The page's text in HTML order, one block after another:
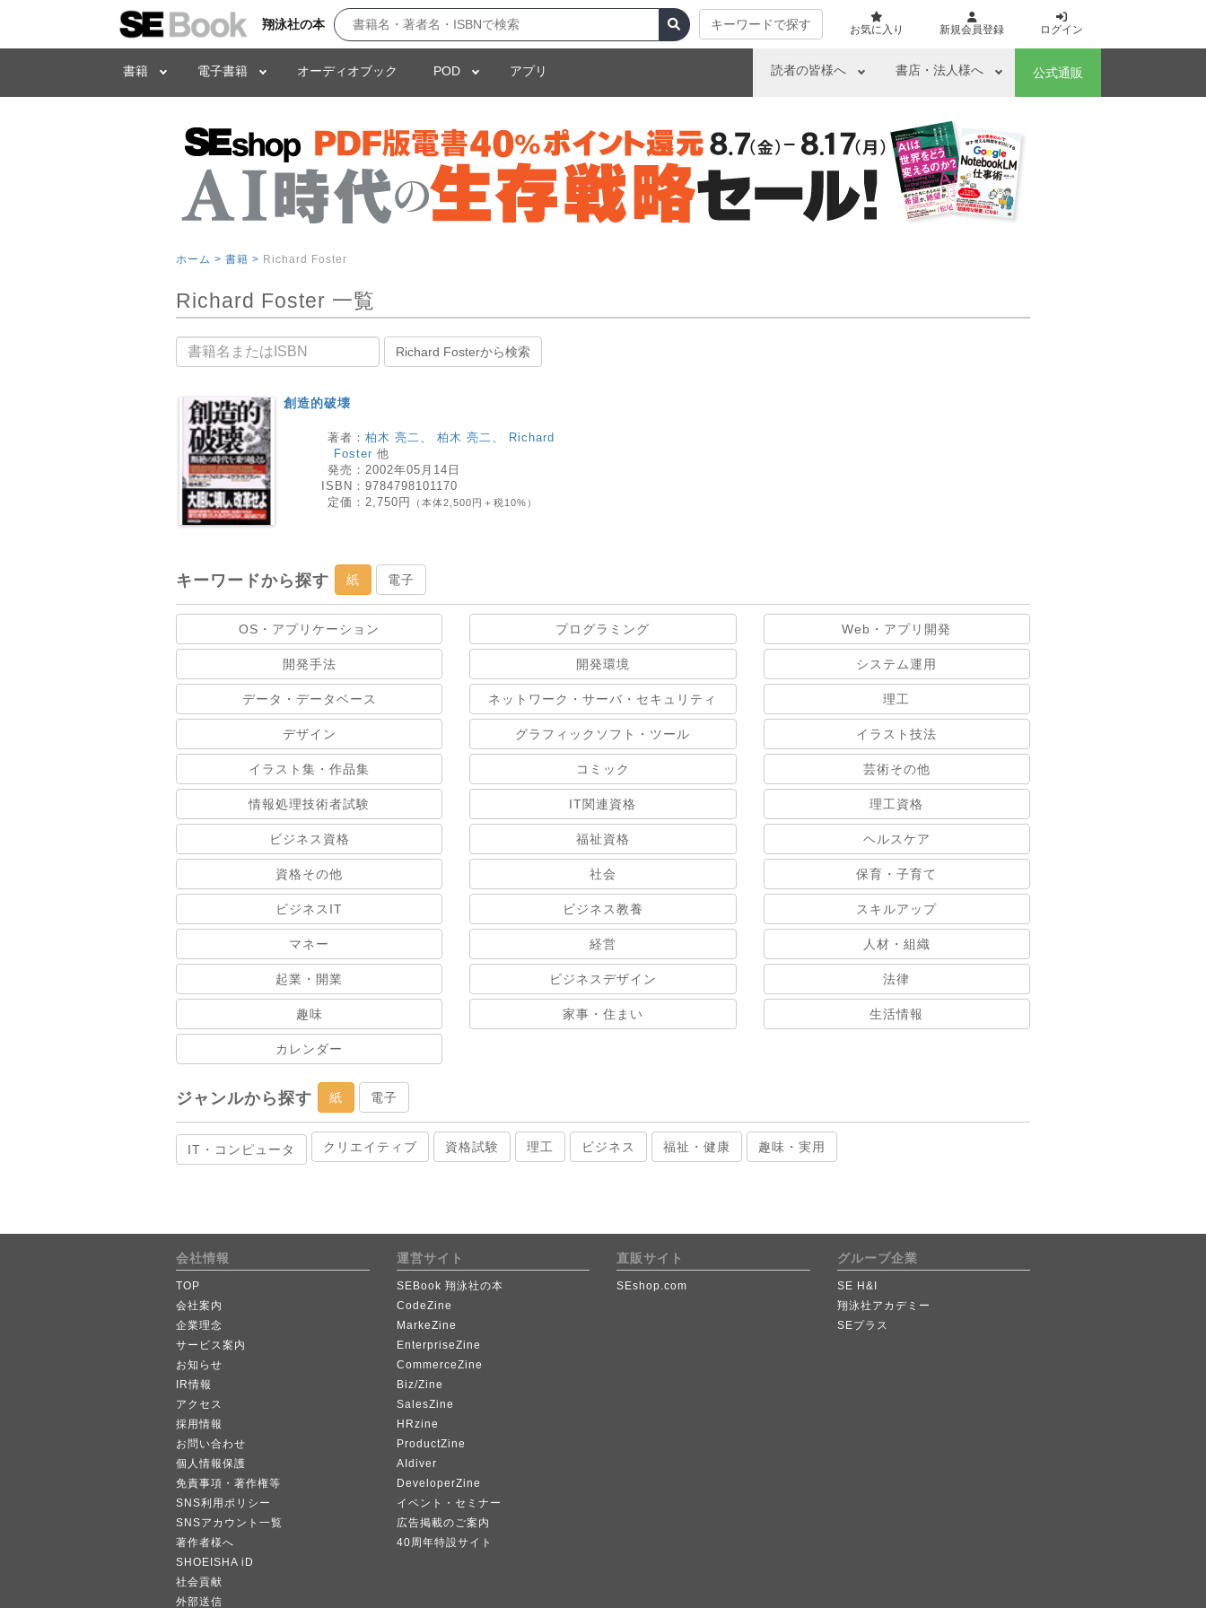
翔泳社の本 キーワードで探す お気に入り 新規会員登録 ログイン
書籍 電子書籍 オーディオブック POD アプリ 読者の皆様へ 書店・法人様へ 公式通販
ホーム > 書籍 > Richard Foster
Richard Foster 一覧
書籍名 Richard Fosterから検索
創造的破壊
著者： 柏木 亮二、 柏木 亮二、
Richard
Foster 他
発売： 2002年05月14日
ISBN： 9784798101170
定価： 2,750円 （本体2,500円＋税10%）
キーワードから探す 紙 電子
OS・アプリケーション プログラミング Web・アプリ開発
開発手法 開発環境 システム運用
データ・データベース ネットワーク・サーバ・セキュリティ 理工
デザイン グラフィックソフト・ツール イラスト技法
イラスト集・作品集 コミック 芸術その他
情報処理技術者試験 IT関連資格 理工資格
ビジネス資格 福祉資格 ヘルスケア
資格その他 社会 保育・子育て
ビジネスIT ビジネス教養 スキルアップ
マネー 経営 人材・組織
起業・開業 ビジネスデザイン 法律
趣味 家事・住まい 生活情報
カレンダー
ジャンルから探す 紙 電子
IT・コンピュータ クリエイティブ 資格試験 理工 ビジネス 福祉・健康 趣味・実用
会社情報
TOP
会社案内
企業理念
サービス案内
お知らせ
IR情報
アクセス
採用情報
お問い合わせ
個人情報保護
免責事項・著作権等
SNS利用ポリシー
SNSアカウント一覧
著作者様へ
SHOEISHA iD
社会貢献
外部送信
運営サイト
SEBook 翔泳社の本
CodeZine
MarkeZine
EnterpriseZine
CommerceZine
Biz/Zine
SalesZine
HRzine
ProductZine
AIdiver
DeveloperZine
イベント・セミナー
広告掲載のご案内
40周年特設サイト
直販サイト
SEshop.com
グループ企業
SE H&I
翔泳社アカデミー
SEプラス